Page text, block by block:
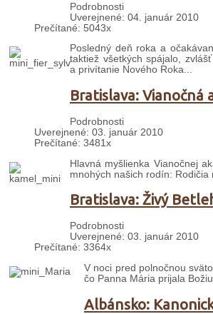
Podrobnosti
Uverejnené: 04. január 2010
Prečítané: 5043x
Posledný deň roka a
taktiež všetkých spájalo,
a privítanie Nového Roka...
Bratislava: Vianočná
Podrobnosti
Uverejnené: 03. január 2010
Prečítané: 3481x
Hlavná myšlienka Vianočnej
mnohých našich rodín:
Bratislava: Živý
Podrobnosti
Uverejnené: 03. január 2010
Prečítané: 3364x
V noci pred polnočnou
čo Panna Mária prijala
Albánsko: